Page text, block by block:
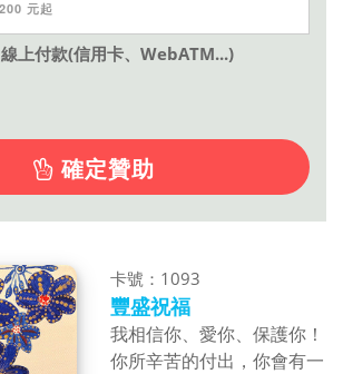
線上付款(信用卡、WebATM...)
確定贊助
卡號：1093
豐盛祝福
我相信你、愛你、保護你！
你所辛苦的付出，你會有一